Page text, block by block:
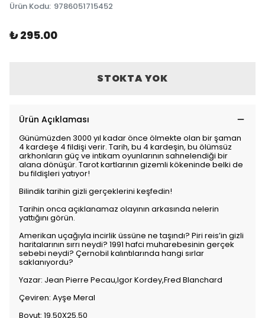
Ürün Kodu: 9786051715452
₺ 295.00
STOKTA YOK
Ürün Açıklaması
Günümüzden 3000 yıl kadar önce ölmekte olan bir şaman
4 kardeşe 4 fildişi verir. Tarih, bu 4 kardeşin, bu ölümsüz
arkhonların güç ve intikam oyunlarının sahnelendiği bir
alana dönüşür. Tarot kartlarının gizemli kökeninde belki de
bu fildişleri yatıyor!
Bilindik tarihin gizli gerçeklerini keşfedin!
Tarihin onca açıklanamaz olayının arkasında nelerin
yattığını görün.
Amerikan uçağıyla incirlik üssüne ne taşındı? Piri reis’in gizli
haritalarının sırrı neydi? 1991 hafci muharebesinin gerçek
sebebi neydi? Çernobil kalıntılarında hangi sırlar
saklanıyordu?
Yazar: Jean Pierre Pecau,Igor Kordey,Fred Blanchard
Çeviren: Ayşe Meral
Boyut: 19.50X25.50